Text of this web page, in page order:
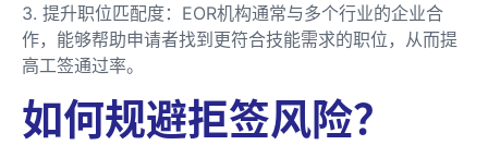
3. 提升职位匹配度：EOR机构通常与多个行业的企业合
作，能够帮助申请者找到更符合技能需求的职位，从而提
高工签通过率。
如何规避拒签风险？